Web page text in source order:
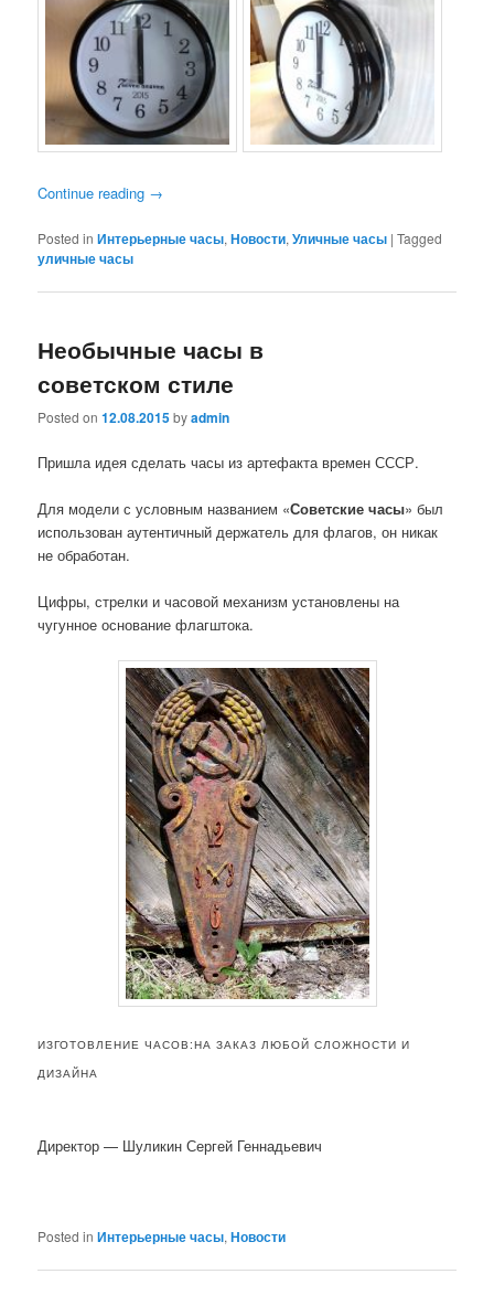
Continue reading →
Posted in Интерьерные часы,Новости,Уличные часы |Tagged
уличные часы
Необычные часы в
советском стиле
Posted on12.08.2015byadmin
Пришла идея сделать часы из артефакта времен СССР.
Для модели с условным названием «Советские часы» был
использован аутентичный держатель для флагов, он никак
не обработан.
Цифры, стрелки и часовой механизм установлены на
чугунное основание флагштока.
ИЗГОТОВЛЕНИЕ ЧАСОВ:НА ЗАКАЗ ЛЮБОЙ СЛОЖНОСТИ И
ДИЗАЙНА
Директор — Шуликин Сергей Геннадьевич
Posted in Интерьерные часы,Новости